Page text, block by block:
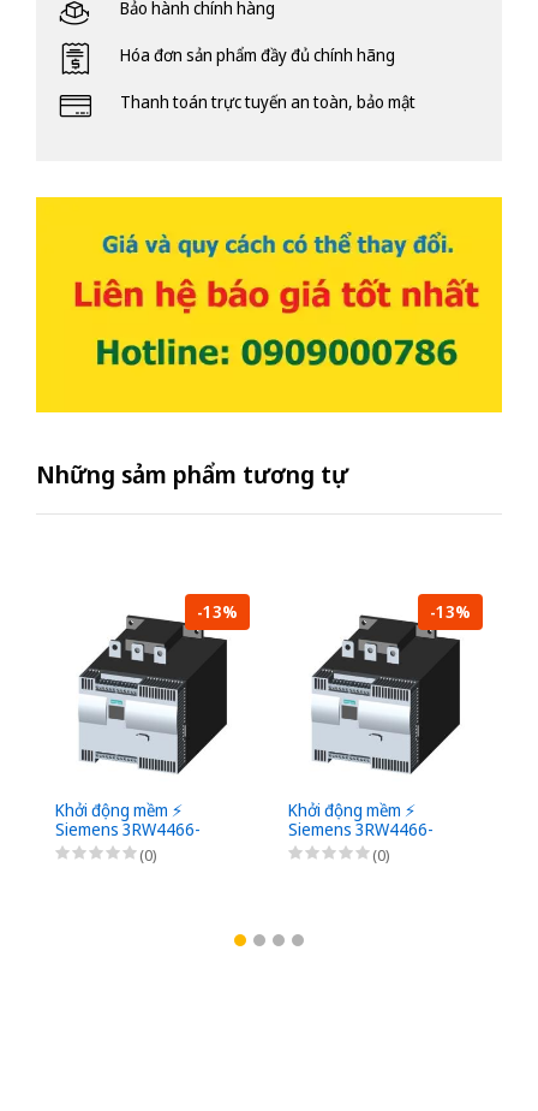
Bảo hành chính hàng
Hóa đơn sản phẩm đầy đủ chính hãng
Thanh toán trực tuyến an toàn, bảo mật
Những sảm phẩm tương tự
-13%
Khởi động mềm ⚡️
Siemens 3RW4466-
6BC45 ⚡️
(0)
-13%
Khởi động mềm ⚡️
Siemens 3RW4466-
6BC46 ⚡️
(0)